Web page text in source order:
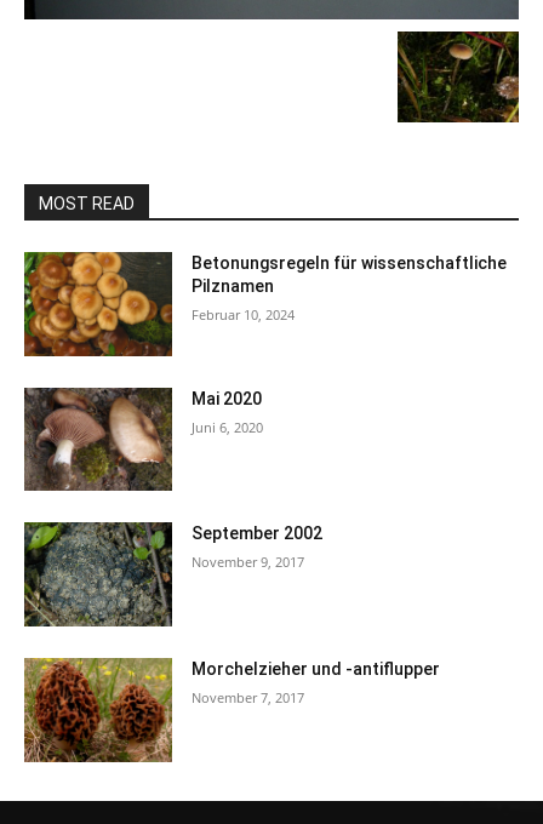
MOST READ
Betonungsregeln für wissenschaftliche
Pilznamen
Februar 10, 2024
Mai 2020
Juni 6, 2020
September 2002
November 9, 2017
Morchelzieher und -antiflupper
November 7, 2017